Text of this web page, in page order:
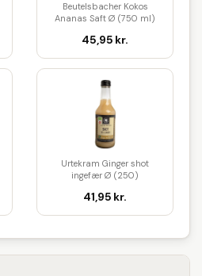
Beutelsbacher Kokos
Ananas Saft Ø (750 ml)
45,95 kr.
Urtekram Ginger shot
ingefær Ø (250)
41,95 kr.